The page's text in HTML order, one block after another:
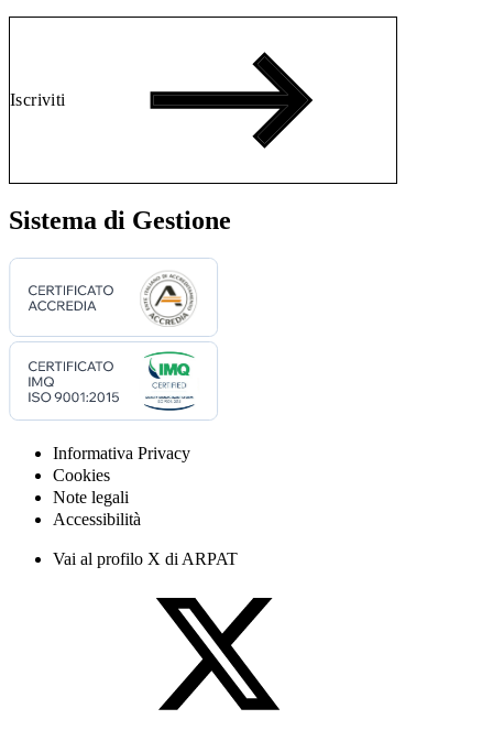
Iscriviti
Sistema di Gestione
Informativa Privacy
Cookies
Note legali
Accessibilità
Vai al profilo X di ARPAT